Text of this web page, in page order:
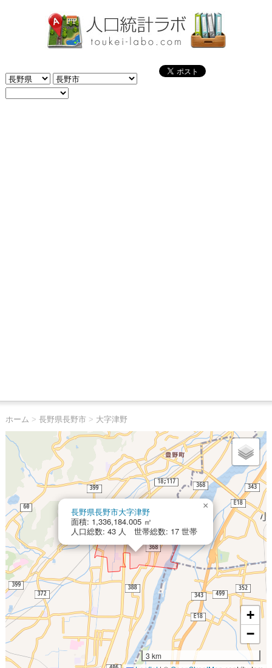
ホーム > 長野県長野市> 大字津野
長野県長野市大字津野
面積: 1,336,184.005 ㎡
人口総数: 43 人 世帯総数: 17 世帯
×
+
−
3 km